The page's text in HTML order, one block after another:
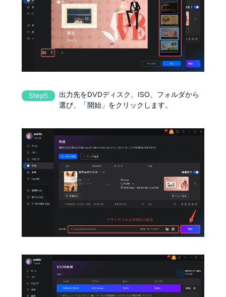
Step5
出力先をDVDディスク、ISO、フォルダから
選び、「開始」をクリックします。